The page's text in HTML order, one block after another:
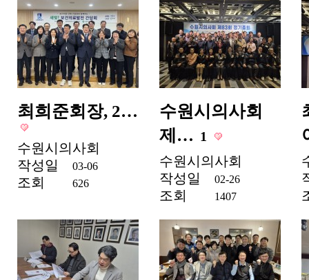
최희준회장, 2…
수원시의사회
작성일
03-06
조회 626
수원시의사회
제… 1
수원시의사회
작성일
02-26
조회 1407